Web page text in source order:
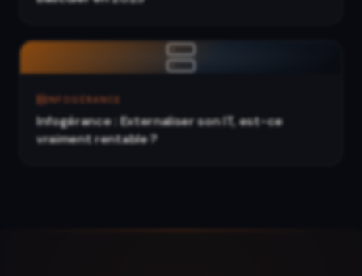
INFOGÉRANCE
Infogérance : Externaliser son IT, est-ce
vraiment rentable ?